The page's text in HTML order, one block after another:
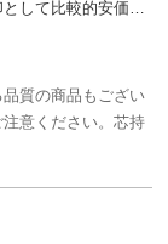
質の商品もござい
意ください。芯持